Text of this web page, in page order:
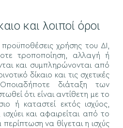
και λοιποί όροι
χρήσης του ΔΙ,
τροποποίηση, αλλαγή ή
και συμπληρώνονται από
δίκαιο και τις σχετικές
Οποιαδήποτε διάταξη των
ότι είναι αντίθετη με το
ή καταστεί εκτός ισχύος,
και αφαιρείται από το
να θίγεται η ισχύς